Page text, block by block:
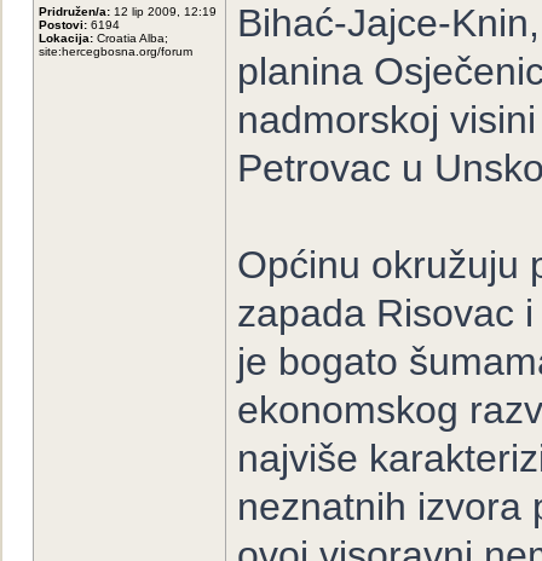
Pridružen/a: 12 lip 2009, 12:19
Postovi: 6194
Lokacija: Croatia Alba;
site:hercegbosna.org/forum
Bihać-Jajce-
planina
nadmorskoj
Petrovac u
Općinu okružuju
zapada Risovac
je bogato
ekonomskog
najviše
neznatnih izvora